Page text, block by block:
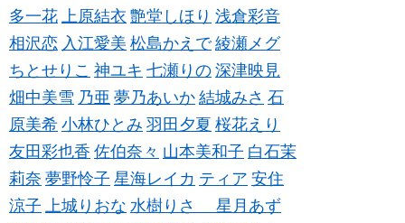
多一花 上原結衣 艶堂しほり 浅倉彩音
相沢恋 入江愛美 松島かえで 綾瀬メグ
ちとせりこ 神ユキ 七瀬りの 深津映見
畑中美雪 乃亜 夢乃あいか 結城みさ 石
原美希 小林ひとみ 羽田夕夏 桜花えり
友田彩也香 佐伯奈々 山本美和子 白石茉
莉奈 夢野怜子 星海レイカ ティア 安住
涼子 上城りおな 水樹りさ 星月あず